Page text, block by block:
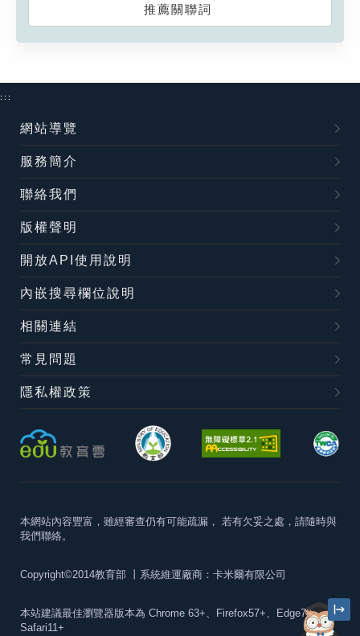
推薦關聯詞
:::
網站導覽
服務簡介
聯絡我們
版權聲明
開放API使用說明
內嵌搜尋欄位說明
相關連結
常見問題
隱私權政策
本網站內容豐富，雖經審查仍有可能疏漏， 若有欠妥之處，請隨時與
我們聯絡。
Copyright©2014教育部 丨系統維運廠商：卡米爾有限公司
本站建議最佳瀏覽器版本為 Chrome 63+、Firefox57+、Edge79+及
Safari11+